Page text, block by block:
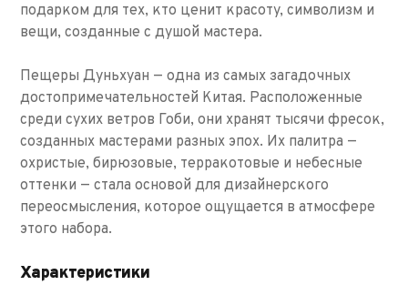
подарком для тех, кто ценит красоту, символизм и
вещи, созданные с душой мастера.
Пещеры Дуньхуан — одна из самых загадочных
достопримечательностей Китая. Расположенные
среди сухих ветров Гоби, они хранят тысячи фресок,
созданных мастерами разных эпох. Их палитра —
охристые, бирюзовые, терракотовые и небесные
оттенки — стала основой для дизайнерского
переосмысления, которое ощущается в атмосфере
этого набора.
Характеристики